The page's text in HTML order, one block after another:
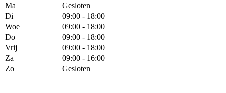
Ma
Gesloten
Di
09:00 - 18:00
Woe
09:00 - 18:00
Do
09:00 - 18:00
Vrij
09:00 - 18:00
Za
09:00 - 16:00
Zo
Gesloten